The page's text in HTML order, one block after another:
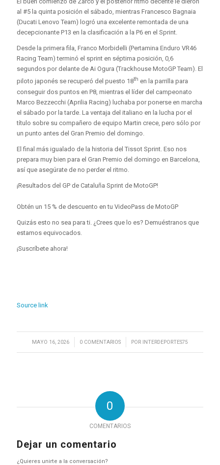
al #5 la quinta posición el sábado, mientras Francesco Bagnaia
(Ducati Lenovo Team) logró una excelente remontada de una
decepcionante P13 en la clasificación a la P6 en el Sprint.
Desde la primera fila, Franco Morbidelli (Pertamina Enduro VR46
Racing Team) terminó el sprint en séptima posición, 0,6
segundos por delante de Ai Ogura (Trackhouse MotoGP Team). El
piloto japonés se recuperó del puesto 18th en la parrilla para
conseguir dos puntos en P8, mientras el líder del campeonato
Marco Bezzecchi (Aprilia Racing) luchaba por ponerse en marcha
el sábado por la tarde. La ventaja del italiano en la lucha por el
título sobre su compañero de equipo Martin crece, pero sólo por
un punto antes del Gran Premio del domingo.
El final más igualado de la historia del Tissot Sprint. Eso nos
prepara muy bien para el Gran Premio del domingo en Barcelona, ​​
así que asegúrate de no perder el ritmo.
¡Resultados del GP de Cataluña Sprint de MotoGP!
Obtén un 15 % de descuento en tu VideoPass de MotoGP
Quizás esto no sea para ti. ¿Crees que lo es? Demuéstranos que
estamos equivocados.
¡Suscríbete ahora!
Source link
MAYO 16, 2026
/ 0 COMENTARIOS
/ POR INTERDEPORTES75
0
COMENTARIOS
Dejar un comentario
¿Quieres unirte a la conversación?